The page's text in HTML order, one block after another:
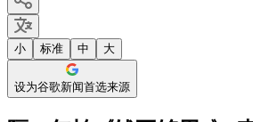
小 标准 中 大
设为谷歌新闻首选来源